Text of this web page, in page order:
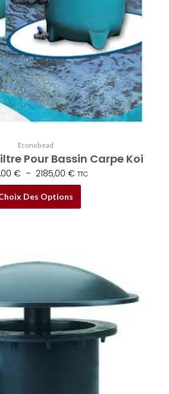
Econobead
Pour Bassin Carpe Koi
€ – 2185,00 € TTC
Des Options
produit
Le
prix
était :
33,95 €.
Le
prix
actuel
est :
29,95 €.